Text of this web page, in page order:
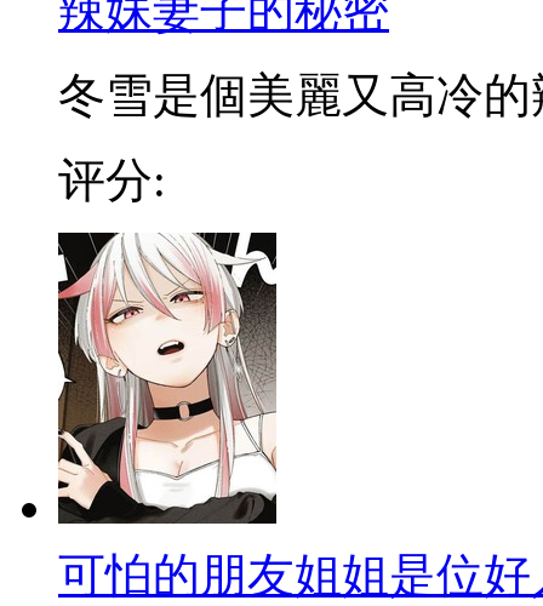
辣妹妻子的秘密
冬雪是個美麗又高冷的
评分:
可怕的朋友姐姐是位好